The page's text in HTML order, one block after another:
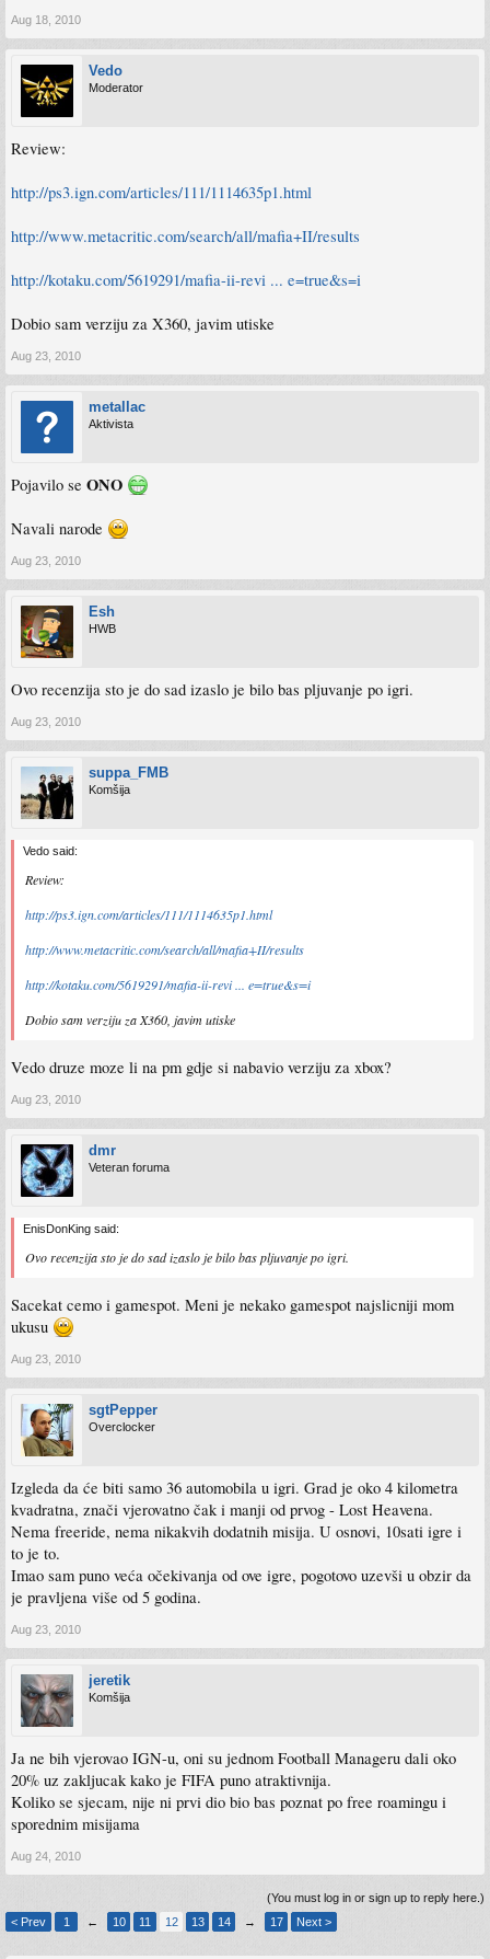
Aug 18, 2010
Vedo
Moderator
Review:
http://ps3.ign.com/articles/111/1114635p1.html
http://www.metacritic.com/search/all/mafia+II/results
http://kotaku.com/5619291/mafia-ii-revi ... e=true&s=i
Dobio sam verziju za X360, javim utiske
Aug 23, 2010
metallac
Aktivista
Pojavilo se ONO
Navali narode
Aug 23, 2010
Esh
HWB
Ovo recenzija sto je do sad izaslo je bilo bas pljuvanje po igri.
Aug 23, 2010
suppa_FMB
Komšija
Vedo said:
Review:
http://ps3.ign.com/articles/111/1114635p1.html
http://www.metacritic.com/search/all/mafia+II/results
http://kotaku.com/5619291/mafia-ii-revi ... e=true&s=i
Dobio sam verziju za X360, javim utiske
Vedo druze moze li na pm gdje si nabavio verziju za xbox?
Aug 23, 2010
dmr
Veteran foruma
EnisDonKing said:
Ovo recenzija sto je do sad izaslo je bilo bas pljuvanje po igri.
Sacekat cemo i gamespot. Meni je nekako gamespot najslicniji mom
ukusu
Aug 23, 2010
sgtPepper
Overclocker
Izgleda da će biti samo 36 automobila u igri. Grad je oko 4 kilometra
kvadratna, znači vjerovatno čak i manji od prvog - Lost Heavena.
Nema freeride, nema nikakvih dodatnih misija. U osnovi, 10sati igre i
to je to.
Imao sam puno veća očekivanja od ove igre, pogotovo uzevši u obzir da
je pravljena više od 5 godina.
Aug 23, 2010
jeretik
Komšija
Ja ne bih vjerovao IGN-u, oni su jednom Football Manageru dali oko
20% uz zakljucak kako je FIFA puno atraktivnija.
Koliko se sjecam, nije ni prvi dio bio bas poznat po free roamingu i
sporednim misijama
Aug 24, 2010
(You must log in or sign up to reply here.)
< Prev
1 ← 10 11 12 13 14 → 17 Next >